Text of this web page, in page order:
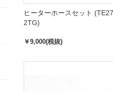
ヒーターホースセット
2TG)
￥9,000(税抜)